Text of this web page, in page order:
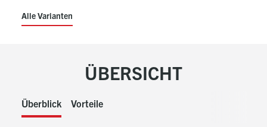
Alle Varianten
ÜBERSICHT
Überblick Vorteile